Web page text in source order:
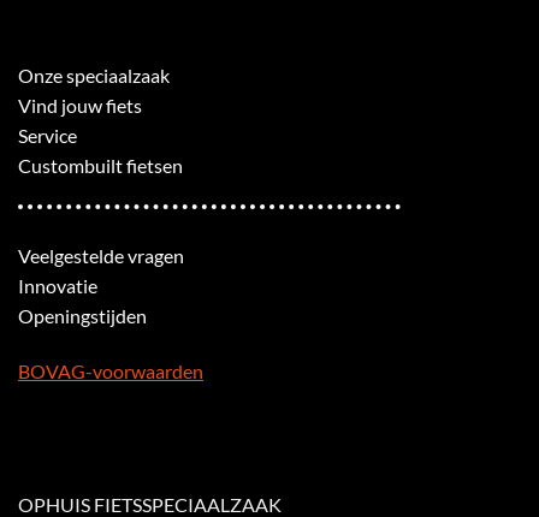
Onze speciaalzaak
Vind jouw fiets
Service
Custombuilt fietsen
Veelgestelde vragen
Innovatie
Openingstijden
BOVAG-voorwaarden
OPHUIS FIETSSPECIAALZAAK